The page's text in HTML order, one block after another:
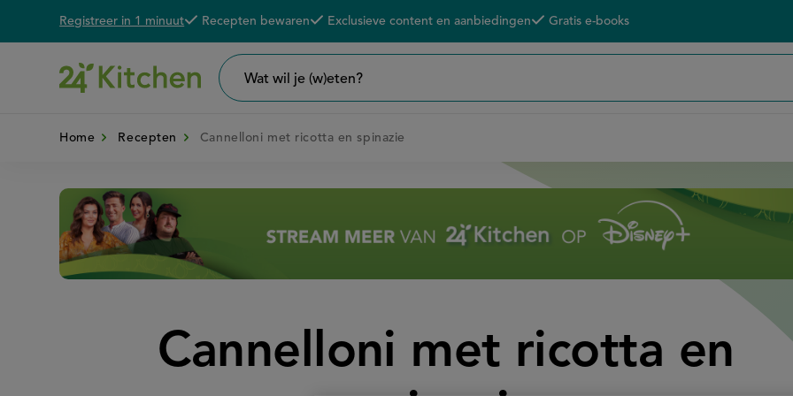
Overslaan
inhoud
Registreer in 1 minuut
De voordelen van een 24K account
Recepten bewaren Exclusieve content en aanbiedingen Gratis e-books
wil
Home Recepten Cannelloni met ricotta en spinazie
Disney+
Cannelloni met ricotta en